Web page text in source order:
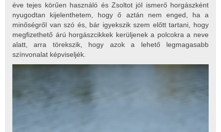
éve tejes körűen használó és Zsoltot jól ismerő horgászként
nyugodtan kijelenthetem, hogy ő aztán nem enged, ha a
minőségről van szó és, bár igyekszik szem előtt tartani, hogy
megfizethető árú horgászcikkek kerüljenek a polcokra a neve
alatt, arra törekszik, hogy azok a lehető legmagasabb
színvonalat képviseljék.